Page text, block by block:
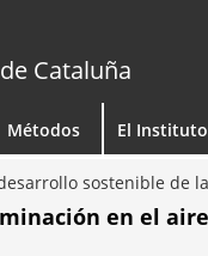
Cataluña
Métodos El Instituto
sostenible de
en el